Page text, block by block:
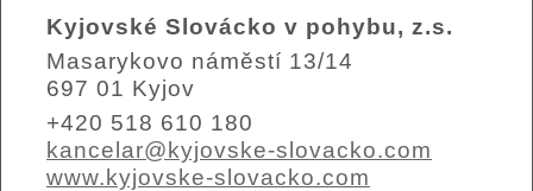
Kyjovské Slovácko v pohybu, z.s.
Masarykovo náměstí 13/14
697 01 Kyjov
+420 518 610 180
kancelar@kyjovske-slovacko.com
www.kyjovske-slovacko.com